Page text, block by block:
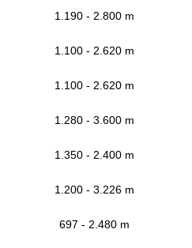
1.190 - 2.800 m
1.100 - 2.620 m
1.100 - 2.620 m
1.280 - 3.600 m
1.350 - 2.400 m
1.200 - 3.226 m
697 - 2.480 m